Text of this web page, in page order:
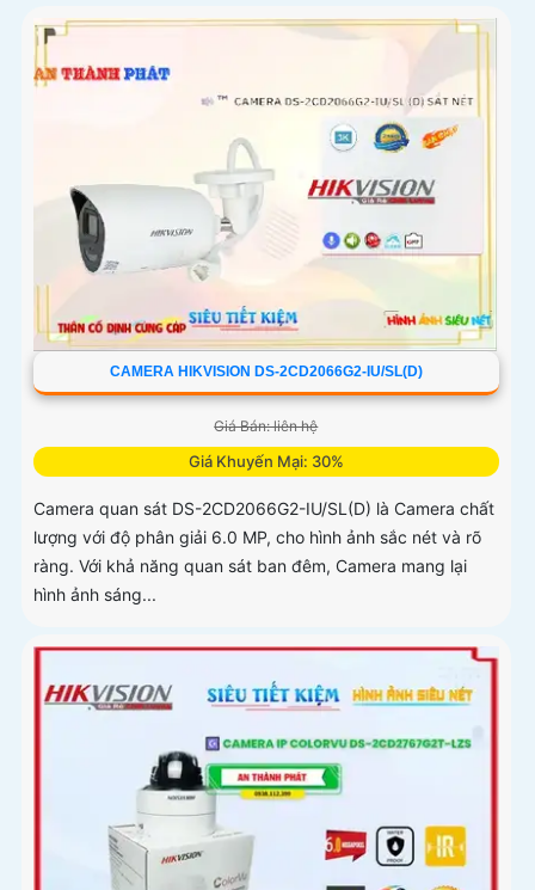
CAMERA HIKVISION DS-2CD2066G2-IU/SL(D)
Giá Bán: liên hệ
Giá Khuyến Mại: 30%
Camera quan sát DS-2CD2066G2-IU/SL(D) là Camera chất
lượng với độ phân giải 6.0 MP, cho hình ảnh sắc nét và rõ
ràng. Với khả năng quan sát ban đêm, Camera mang lại
hình ảnh sáng...